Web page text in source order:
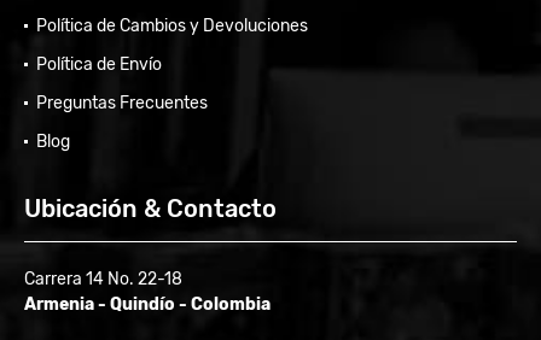
Política de Cambios y Devoluciones
Política de Envío
Preguntas Frecuentes
Blog
Ubicación & Contacto
Carrera 14 No. 22-18
Armenia - Quindío - Colombia